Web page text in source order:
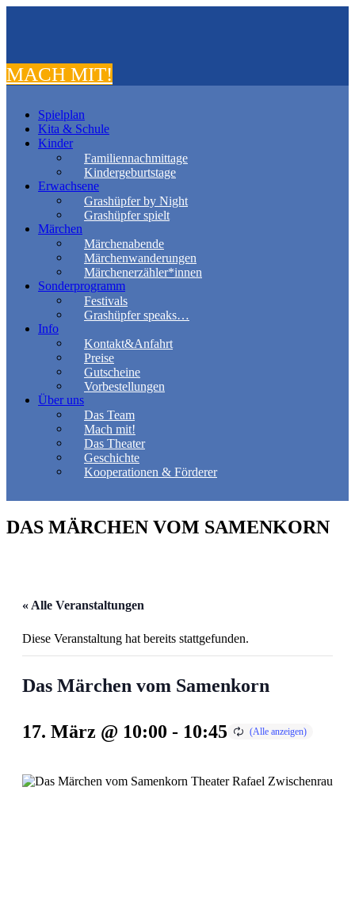
MACH MIT!
Spielplan
Kita & Schule
Kinder
Familiennachmittage
Kindergeburtstage
Erwachsene
Grashüpfer by Night
Grashüpfer spielt
Märchen
Märchenabende
Märchenwanderungen
Märchenerzähler*innen
Sonderprogramm
Festivals
Grashüpfer speaks…
Info
Kontakt&Anfahrt
Preise
Gutscheine
Vorbestellungen
Über uns
Das Team
Mach mit!
Das Theater
Geschichte
Kooperationen & Förderer
DAS MÄRCHEN VOM SAMENKORN
« Alle Veranstaltungen
Diese Veranstaltung hat bereits stattgefunden.
Das Märchen vom Samenkorn
17. März @ 10:00 - 10:45